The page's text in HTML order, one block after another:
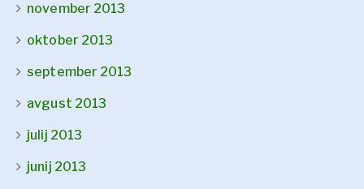
november 2013
oktober 2013
september 2013
avgust 2013
julij 2013
junij 2013